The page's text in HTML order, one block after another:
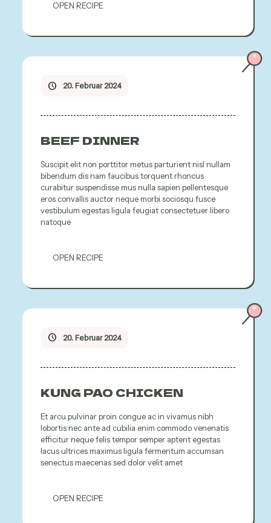
OPEN RECIPE
20. Februar 2024
BEEF DINNER
Suscipit elit non porttitor metus parturient nisl nullam
bibendum dis nam faucibus torquent rhoncus
curabitur suspendisse mus nulla sapien pellentesque
eros convallis auctor neque morbi sociosqu fusce
vestibulum egestas ligula feugiat consectetuer libero
natoque
OPEN RECIPE
20. Februar 2024
KUNG PAO CHICKEN
Et arcu pulvinar proin congue ac in vivamus nibh
lobortis nec ante ad cubilia enim commodo venenatis
efficitur neque felis tempor semper aptent egestas
lacus ultrices maximus ligula fermentum accumsan
senectus maecenas sed dolor velit amet
OPEN RECIPE